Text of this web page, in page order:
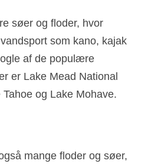
søer og floder, hvor
som kano, kajak
af de populære
er Lake Mead National
og Lake Mohave.
mange floder og søer,